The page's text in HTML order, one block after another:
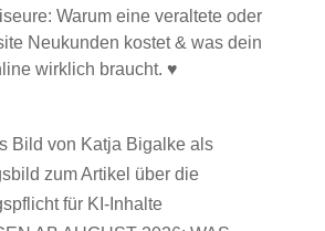
Warum eine veraltete oder
Neukunden kostet & was dein
wirklich braucht. ♥